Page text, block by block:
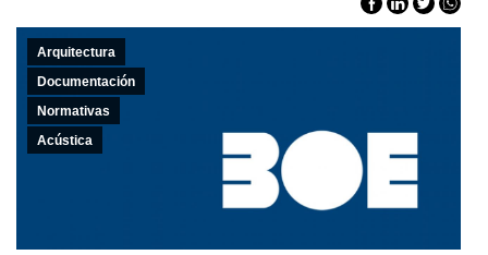
Arquitectura
Documentación
Normativas
Acústica